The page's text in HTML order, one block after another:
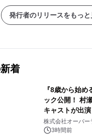
ターが公開
発行者のリリースをもっと
着
『8歳から始め
ック公開！ 村
キャストが出演
株式会社オーバー
3時間前